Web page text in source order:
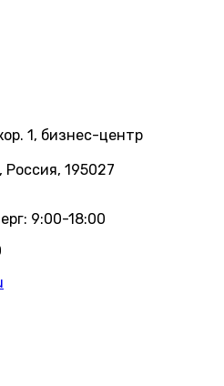
1, бизнес-центр
Россия, 195027
9:00-18:00